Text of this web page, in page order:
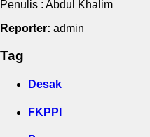
Penulis : Abdul Khalim
Reporter: admin
Tag
Desak
FKPPI